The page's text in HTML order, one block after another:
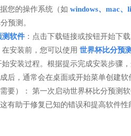
您的操作系统（如 windows、mac、
预测。
测软件 ：点击下载链接或按钮开始下
安装前，您可以使用 世界杯比分预
安装过程。根据提示完成安装步骤
后，通常会在桌面或开始菜单创建
要）： 第一次启动世界杯比分预测
有助于修复已知的错误和提高软件性